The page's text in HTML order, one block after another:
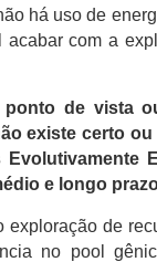
há uso de
com a
de vista
existe certo
e longo
exploração de
no pool